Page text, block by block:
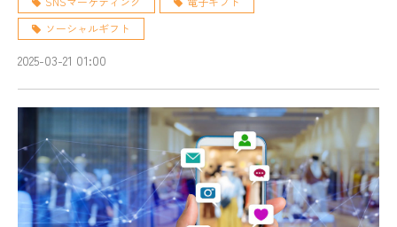
ソーシャルギフト
2025-03-21 01:00